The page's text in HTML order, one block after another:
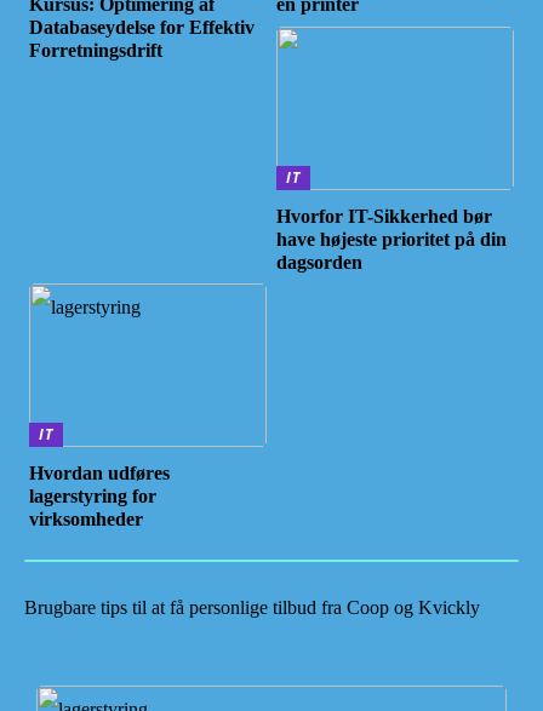
Kursus: Optimering af
Databaseydelse for Effektiv
Forretningsdrift
en printer
IT
Hvorfor IT-Sikkerhed bør
have højeste prioritet på din
dagsorden
IT
Hvordan udføres
lagerstyring for
virksomheder
Brugbare tips til at få personlige tilbud fra Coop og Kvickly